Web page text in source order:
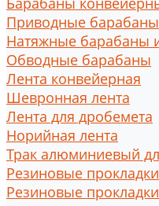
Приводные барабаны
Натяжные барабаны
Обводные барабаны
Лента конвейерная
Шевронная лента
Лента для дробемета
Норийная лента
Трак алюминиевый
Резиновые прокладки
Резиновые